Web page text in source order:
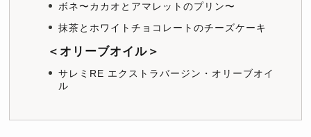
ボネ〜カカオとアマレットのプリン〜
抹茶とホワイトチョコレートのチーズケーキ
＜オリーブオイル＞
サレミRE エクストラバージン・オリーブオイ
ル